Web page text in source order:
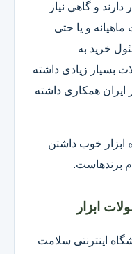
دارند و گاهی نیاز
و یا حتی
خرید به
بسیار زیادی داشته
ایران همکاری داشته
خوب داشتن
برندهاست.
ابزار
اینترنتی سلامت